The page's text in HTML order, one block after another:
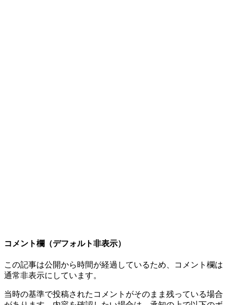
コメント欄（デフォルト非表示）
この記事は公開から時間が経過しているため、コメント欄は
通常非表示にしています。
当時の基準で投稿されたコメントがそのまま残っている場合